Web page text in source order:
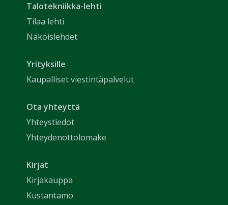
Talotekniikka-lehti
Tilaa lehti
Näköislehdet
Yrityksille
Kaupalliset viestintäpalvelut
Ota yhteyttä
Yhteystiedot
Yhteydenottolomake
Kirjat
Kirjakauppa
Kustantamo